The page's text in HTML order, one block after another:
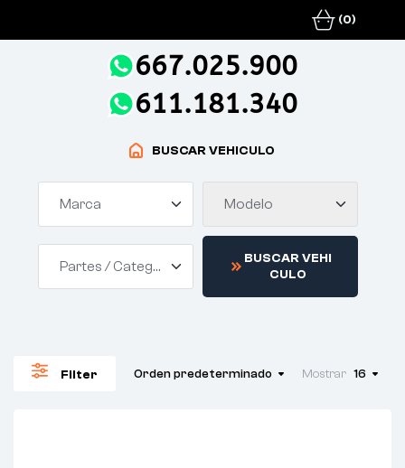
(0)
667.025.900
611.181.340
BUSCAR VEHICULO
Marca Modelo
Partes / Categorías BUSCAR VEHI
CULO
Filter Orden predeterminado Mostrar 16